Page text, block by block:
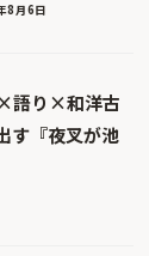
8月6日
語り×和洋古
す『夜叉が池